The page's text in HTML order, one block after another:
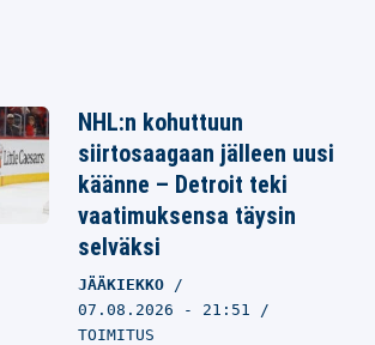
NHL:n kohuttuun
siirtosaagaan jälleen uusi
käänne – Detroit teki
vaatimuksensa täysin
selväksi
JÄÄKIEKKO
07.08.2026 - 21:51
TOIMITUS